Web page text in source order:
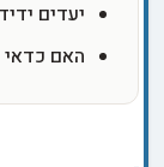
יעדים
האם כדאי